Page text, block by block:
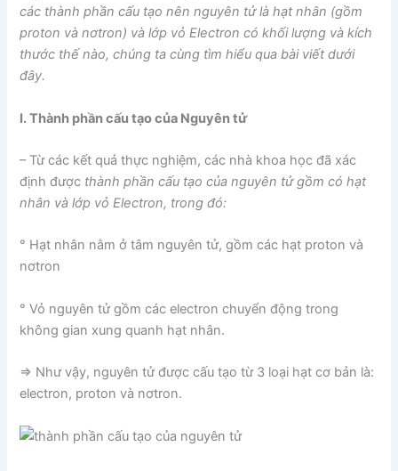
các thành phần cấu tạo nên nguyên tử là hạt nhân (gồm
proton và nơtron) và lớp vỏ Electron có khối lượng và kích
thước thế nào, chúng ta cùng tìm hiểu qua bài viết dưới
đây.
I. Thành phần cấu tạo của Nguyên tử
– Từ các kết quả thực nghiệm, các nhà khoa học đã xác
định được thành phần cấu tạo của nguyên tử gồm có hạt
nhân và lớp vỏ Electron, trong đó:
° Hạt nhân nằm ở tâm nguyên tử, gồm các hạt proton và
nơtron
° Vỏ nguyên tử gồm các electron chuyển động trong
không gian xung quanh hạt nhân.
⇒ Như vậy, nguyên tử được cấu tạo từ 3 loại hạt cơ bản là:
electron, proton và nơtron.